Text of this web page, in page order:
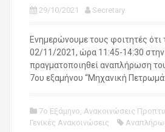
29/10/2021 Secretary
Ενημερώνουμε τους φοιτητές ότι
02/11/2021, ώρα 11:45-14:30
πραγματοποιηθεί αναπλήρωση
7ου εξαμήνου “Μηχανική
7ο Εξάμηνο, Ανακοινώσεις
Γενικές Ανακοινώσεις